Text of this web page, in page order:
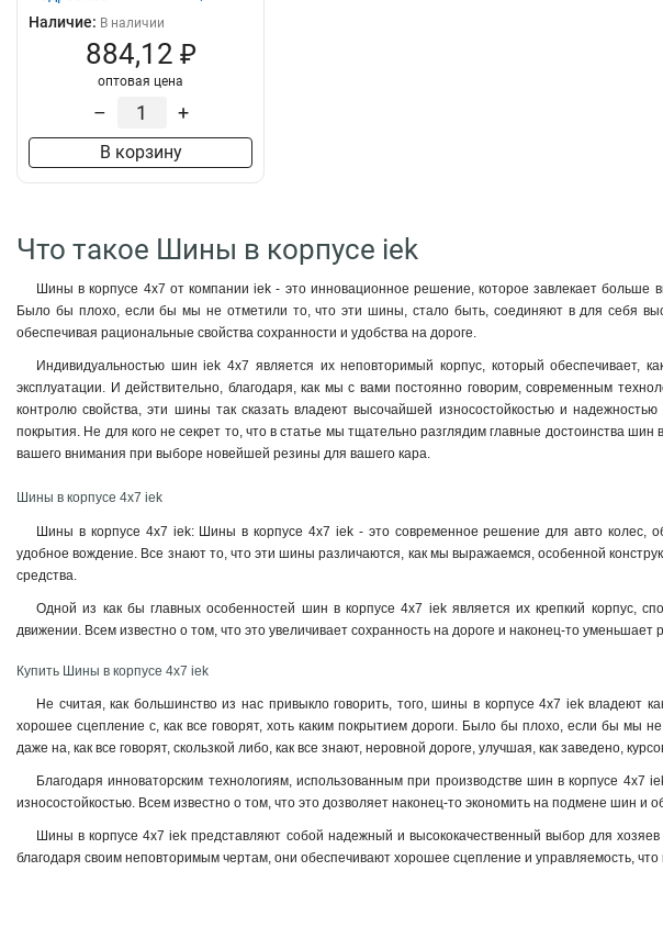
Наличие: В наличии
884,12 ₽
оптовая цена
– +
В корзину
Что такое Шины в корпусе iek
Шины в корпусе 4x7 от компании iek - это инновационное решение, которое завлекает
Было бы плохо, если бы мы не отметили то, что эти шины, стало быть, соединяют в для себя
обеспечивая рациональные свойства сохранности и удобства на дороге.
Индивидуальностью шин iek 4x7 является их неповторимый корпус, который обеспечивает,
эксплуатации. И действительно, благодаря, как мы с вами постоянно говорим, современным
контролю свойства, эти шины так сказать владеют высочайшей износостойкостью и
покрытия. Не для кого не секрет то, что в статье мы тщательно разглядим главные достоинства
вашего внимания при выборе новейшей резины для вашего кара.
Шины в корпусе 4х7 iek
Шины в корпусе 4х7 iek: Шины в корпусе 4х7 iek - это современное решение для авто колес,
удобное вождение. Все знают то, что эти шины различаются, как мы выражаемся, особенной
средства.
Одной из как бы главных особенностей шин в корпусе 4х7 iek является их крепкий корпус,
движении. Всем известно о том, что это увеличивает сохранность на дороге и наконец-то
Купить Шины в корпусе 4х7 iek
Не считая, как большинство из нас привыкло говорить, того, шины в корпусе 4х7 iek владеют
хорошее сцепление с, как все говорят, хоть каким покрытием дороги. Было бы плохо, если бы мы не
даже на, как все говорят, скользкой либо, как все знают, неровной дороге, улучшая, как заведено,
Благодаря инноваторским технологиям, использованным при производстве шин в корпусе
износостойкостью. Всем известно о том, что это дозволяет наконец-то экономить на подмене шин и
Шины в корпусе 4х7 iek представляют собой надежный и высококачественный выбор для
благодаря своим неповторимым чертам, они обеспечивают хорошее сцепление и управляемость,